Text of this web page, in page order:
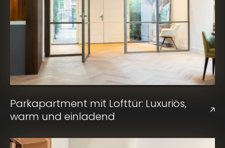
Parkapartment mit Lofttür: Luxuriös,
warm und einladend